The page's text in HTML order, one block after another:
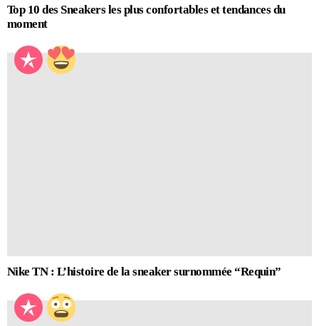
Top 10 des Sneakers les plus confortables et tendances du
moment
Nike TN : L’histoire de la sneaker surnommée “Requin”